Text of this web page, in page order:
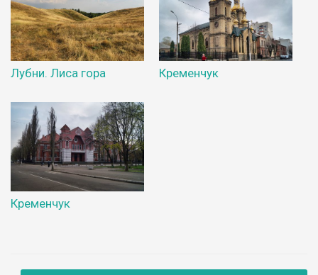
Лубни. Лиса гора Кременчук
Кременчук